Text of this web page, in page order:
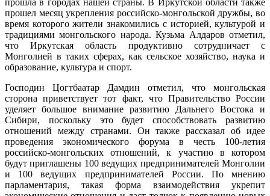
прошла в городах нашей страны. В Иркутской области также
прошел месяц укрепления российско-монгольской дружбы, во
время которого жители знакомились с историей, культурой и
традициями монгольского народа. Кузьма Алдаров отметил,
что Иркутская область продуктивно сотрудничает с
Монголией в таких сферах, как сельское хозяйство, наука и
образование, культура и спорт.
Господин Цогтбаатар Дамдин отметил, что монгольская
сторона приветствует тот факт, что Правительство России
уделяет большое внимание развитию Дальнего Востока и
Сибири, поскольку это будет способствовать развитию
отношений между странами. Он также рассказал об идее
проведения экономического форума в честь 100-летия
российско-монгольских отношений, к участию в котором
будут приглашены 100 ведущих предпринимателей Монголии
и 100 ведущих предпринимателей России. По мнению
парламентария, такая форма взаимодействия укрепит